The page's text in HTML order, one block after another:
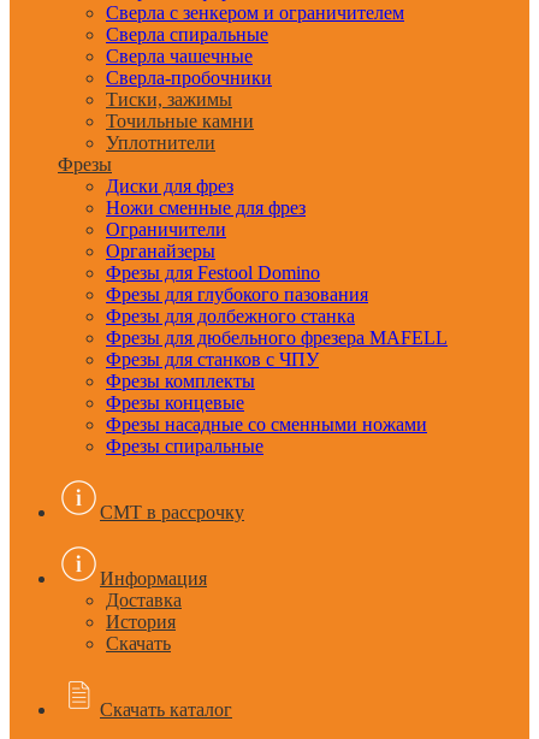
Сверла с зенкером и ограничителем
Сверла спиральные
Сверла чашечные
Сверла-пробочники
Тиски, зажимы
Точильные камни
Уплотнители
Фрезы
Диски для фрез
Ножи сменные для фрез
Ограничители
Органайзеры
Фрезы для Festool Domino
Фрезы для глубокого пазования
Фрезы для долбежного станка
Фрезы для дюбельного фрезера MAFELL
Фрезы для станков с ЧПУ
Фрезы комплекты
Фрезы концевые
Фрезы насадные со сменными ножами
Фрезы спиральные
CMT в рассрочку
Информация
Доставка
История
Скачать
Скачать каталог